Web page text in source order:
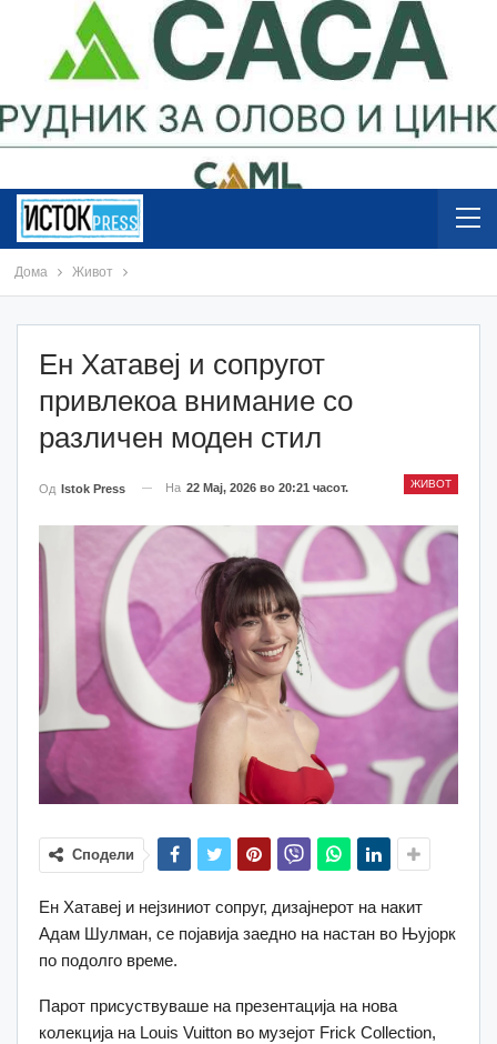
Дома Живот
Eн Хатавеј и сопругот
привлекоа внимание со
различен моден стил
ЖИВОТ
Од Istok Press На 22 Мај, 2026 во 20:21 часот.
Сподели
Ен Хатавеј и нејзиниот сопруг, дизајнерот на накит
Адам Шулман, се појавија заедно на настан во Њујорк
по подолго време.
Парот присуствуваше на презентација на нова
колекција на Louis Vuitton во музејот Frick Collection,